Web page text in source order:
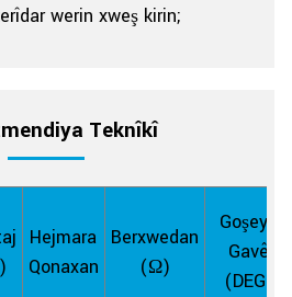
werin xweş kirin;
Teknîkî
Hejmara
Qonaxan
Berxwedan
(Ω)
Goşeya
Gavê
(DEG)